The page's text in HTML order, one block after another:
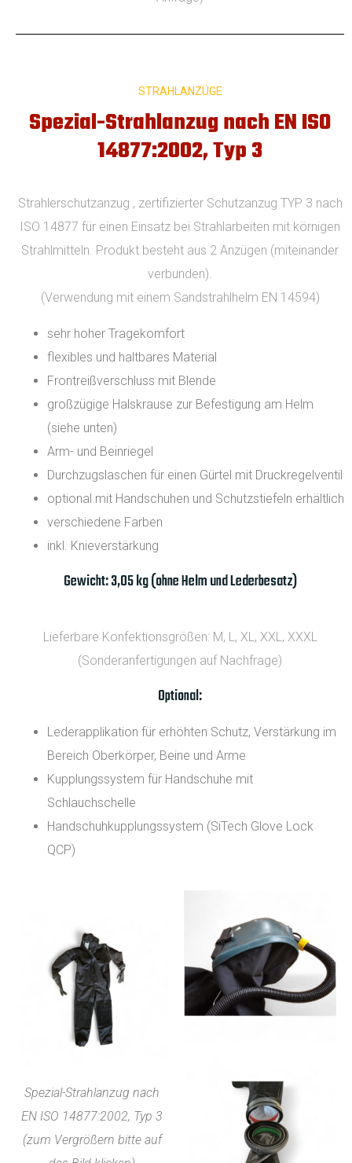
STRAHLANZÜGE
Spezial-Strahlanzug nach EN ISO
14877:2002, Typ 3
Strahlerschutzanzug , zertifizierter Schutzanzug TYP 3 nach
ISO 14877 für einen Einsatz bei Strahlarbeiten mit körnigen
Strahlmitteln. Produkt besteht aus 2 Anzügen (miteinander
verbunden).
(Verwendung mit einem Sandstrahlhelm EN 14594)
sehr hoher Tragekomfort
flexibles und haltbares Material
Frontreißverschluss mit Blende
großzügige Halskrause zur Befestigung am Helm
(siehe unten)
Arm- und Beinriegel
Durchzugslaschen für einen Gürtel mit Druckregelventil
optional mit Handschuhen und Schutzstiefeln erhältlich
verschiedene Farben
inkl. Knieverstärkung
Gewicht: 3,05 kg (ohne Helm und Lederbesatz)
Lieferbare Konfektionsgrößen: M, L, XL, XXL, XXXL
(Sonderanfertigungen auf Nachfrage)
Optional:
Lederapplikation für erhöhten Schutz, Verstärkung im
Bereich Oberkörper, Beine und Arme
Kupplungssystem für Handschuhe mit
Schlauchschelle
Handschuhkupplungssystem (SiTech Glove Lock
QCP)
Spezial-Strahlanzug nach
EN ISO 14877:2002, Typ 3
(zum Vergrößern bitte auf